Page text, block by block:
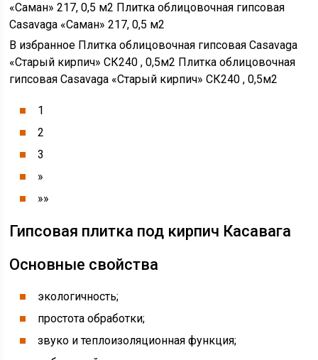
«Саман» 217, 0,5 м2 Плитка облицовочная гипсовая
Casavaga «Саман» 217, 0,5 м2
В избранное Плитка облицовочная гипсовая Casavaga
«Старый кирпич» СК240 , 0,5м2 Плитка облицовочная
гипсовая Casavaga «Старый кирпич» СК240 , 0,5м2
1
2
3
»
»»
Гипсовая плитка под кирпич Касавага
Основные свойства
экологичность;
простота обработки;
звуко и теплоизоляционная функция;